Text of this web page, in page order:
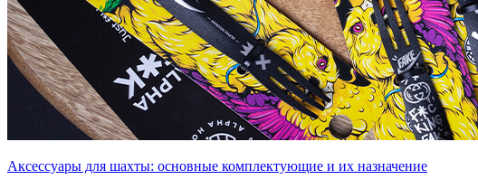
Аксессуары для шахты: основные комплектующие и их назначение